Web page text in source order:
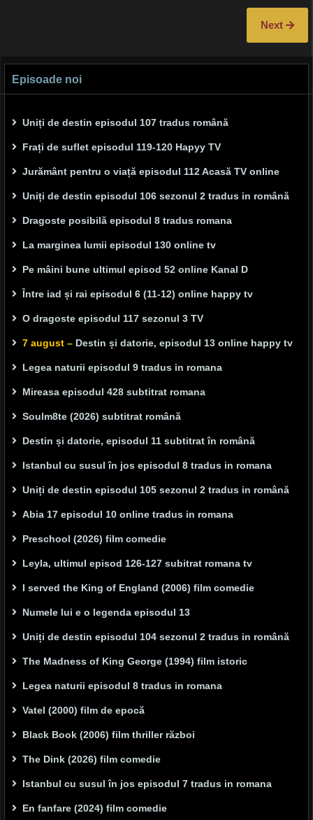
Next
Episoade noi
Uniți de destin episodul 107 tradus română
Frați de suflet episodul 119-120 Hapyy TV
Jurământ pentru o viață episodul 112 Acasă TV online
Uniți de destin episodul 106 sezonul 2 tradus in română
Dragoste posibilă episodul 8 tradus romana
La marginea lumii episodul 130 online tv
Pe mâini bune ultimul episod 52 online Kanal D
Între iad și rai episodul 6 (11-12) online happy tv
O dragoste episodul 117 sezonul 3 TV
7 august – Destin și datorie, episodul 13 online happy tv
Legea naturii episodul 9 tradus in romana
Mireasa episodul 428 subtitrat romana
Soulm8te (2026) subtitrat română
Destin și datorie, episodul 11 subtitrat în română
Istanbul cu susul în jos episodul 8 tradus in romana
Uniți de destin episodul 105 sezonul 2 tradus in română
Abia 17 episodul 10 online tradus in romana
Preschool (2026) film comedie
Leyla, ultimul episod 126-127 subitrat romana tv
I served the King of England (2006) film comedie
Numele lui e o legenda episodul 13
Uniți de destin episodul 104 sezonul 2 tradus in română
The Madness of King George (1994) film istoric
Legea naturii episodul 8 tradus in romana
Vatel (2000) film de epocă
Black Book (2006) film thriller război
The Dink (2026) film comedie
Istanbul cu susul în jos episodul 7 tradus in romana
En fanfare (2024) film comedie